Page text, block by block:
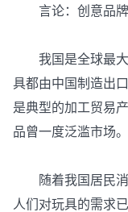
言论：创意品牌
我国是全球最大
具都由中国制造出
是典型的加工贸易
品曾一度泛滥市场
随着我国居民消
人们对玩具的需求